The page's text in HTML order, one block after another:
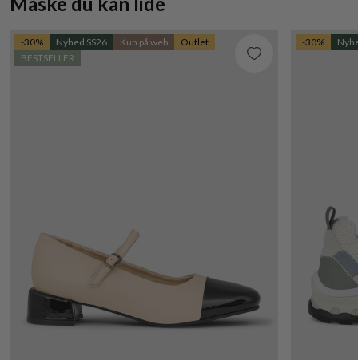
-30% Nyhed SS26 Kun på web
Outlet
BESTSELLER
-30%